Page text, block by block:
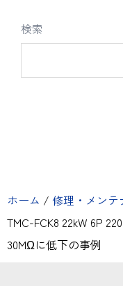
検索
ホーム / 修理・メンテ
TMC-FCK8 22kW 6P
30MΩに低下の事例